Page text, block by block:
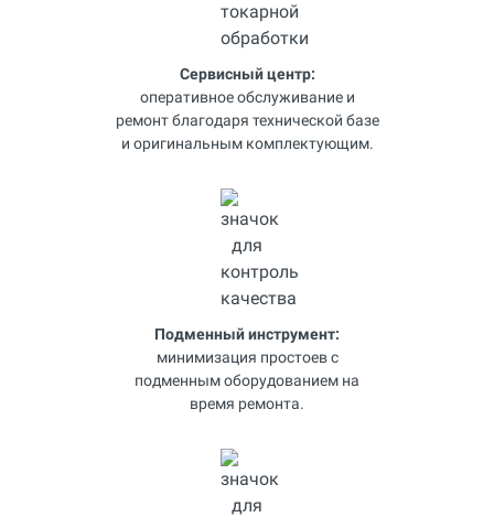
Сервисный центр:
оперативное обслуживание и
ремонт благодаря технической базе
и оригинальным комплектующим.
Подменный инструмент:
минимизация простоев с
подменным оборудованием на
время ремонта.